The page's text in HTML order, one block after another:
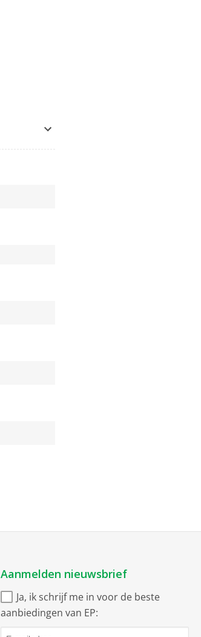
Aanmelden nieuwsbrief
Ja, ik schrijf me in voor de beste
aanbiedingen van EP: